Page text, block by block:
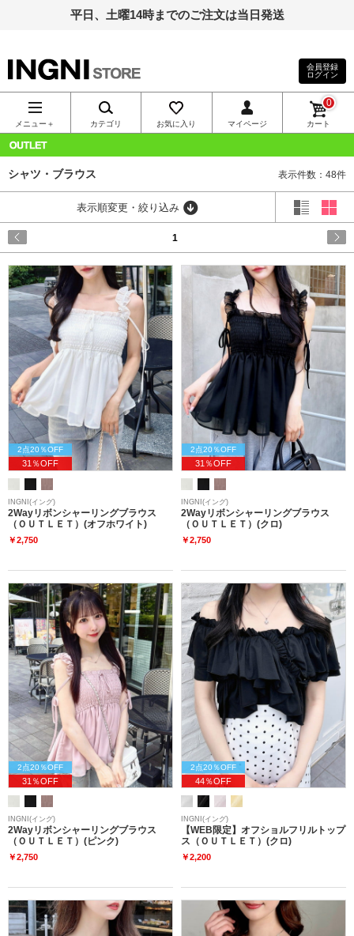
平日、土曜14時までのご注文は当日発送
INGNI（イン
グ）公式通
販｜INGNI
STORE
会員登録
ログイン
メニュー＋ カテゴリ お気に入り マイページ カート
0
シャツ・ブラウス 表示件数：48件
表示順変更・絞り込み
1
2点20％OFF
31％OFF
INGNI(イング)
2Wayリボンシャーリングブラウス
（ＯＵＴＬＥＴ）(オフホワイト)
￥2,750
2点20％OFF
31％OFF
INGNI(イング)
2Wayリボンシャーリングブラウス
（ＯＵＴＬＥＴ）(クロ)
￥2,750
2点20％OFF
31％OFF
INGNI(イング)
2Wayリボンシャーリングブラウス
（ＯＵＴＬＥＴ）(ピンク)
￥2,750
2点20％OFF
44％OFF
INGNI(イング)
【WEB限定】オフショルフリルトップ
ス（ＯＵＴＬＥＴ）(クロ)
￥2,200